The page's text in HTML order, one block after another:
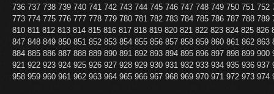
736 737 738 739 740 741 742 743 744 745 746 747 748 749 750 751 752
773 774 775 776 777 778 779 780 781 782 783 784 785 786 787 788 789
810 811 812 813 814 815 816 817 818 819 820 821 822 823 824 825 826
847 848 849 850 851 852 853 854 855 856 857 858 859 860 861 862 863
884 885 886 887 888 889 890 891 892 893 894 895 896 897 898 899 900
921 922 923 924 925 926 927 928 929 930 931 932 933 934 935 936 937
958 959 960 961 962 963 964 965 966 967 968 969 970 971 972 973 974